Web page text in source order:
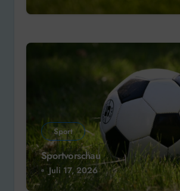
Sport
Sportvorschau
Juli 17, 2026